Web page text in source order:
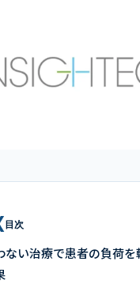
目次
ない治療で患者の負荷を